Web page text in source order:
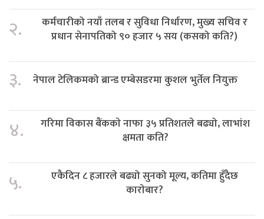
२.
कर्मचारीको नयाँ तलब र सुविधा निर्धारण, मुख्य सचिव र
प्रधान सेनापतिको ९० हजार ५ सय (कसको कति?)
३. नेपाल टेलिकमको ब्रान्ड एम्बेसडरमा कुशल भुर्तेल नियुक्त
४.
गरिमा विकास बैंककाे नाफा ३५ प्रतिशतले बढ्यो, लाभांश
क्षमता कति?
५.
एकैदिन ८ हजारले बढ्यो सुनको मूल्य, कतिमा हुँदैछ
काराेबार?